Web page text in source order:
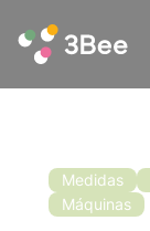
Medidas
Máquinas